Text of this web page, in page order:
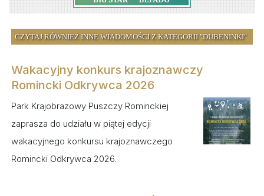
CZYTAJ RÓWNIEŻ INNE WIADOMOŚCI Z KATEGORII "DUBENINKI"
Wakacyjny konkurs krajoznawczy
Romincki Odkrywca 2026
Park Krajobrazowy Puszczy Rominckiej
zaprasza do udziału w piątej edycji
wakacyjnego konkursu krajoznawczego
Romincki Odkrywca 2026.